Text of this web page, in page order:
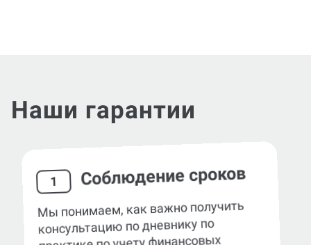
Наши гарантии
1 Соблюдение сроков
Мы понимаем, как важно получить
консультацию по дневнику по